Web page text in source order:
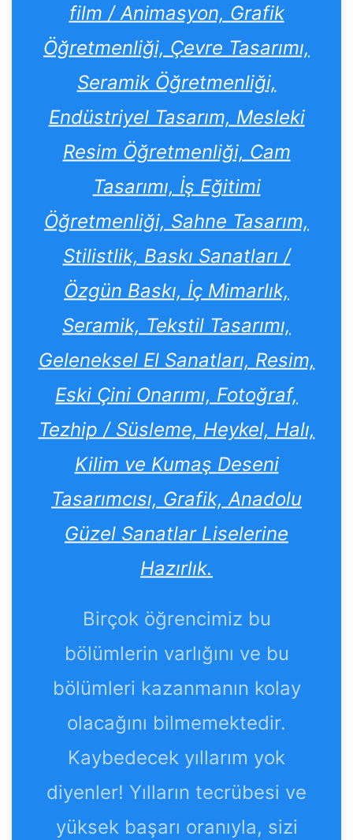
film / Animasyon, Grafik
Öğretmenliği, Çevre Tasarımı,
Seramik Öğretmenliği,
Endüstriyel Tasarım, Mesleki
Resim Öğretmenliği, Cam
Tasarımı, İş Eğitimi
Öğretmenliği, Sahne Tasarım,
Stilistlik, Baskı Sanatları /
Özgün Baskı, İç Mimarlık,
Seramik, Tekstil Tasarımı,
Geleneksel El Sanatları, Resim,
Eski Çini Onarımı, Fotoğraf,
Tezhip / Süsleme, Heykel, Halı,
Kilim ve Kumaş Deseni
Tasarımcısı, Grafik, Anadolu
Güzel Sanatlar Liselerine
Hazırlık.
Birçok öğrencimiz bu
bölümlerin varlığını ve bu
bölümleri kazanmanın kolay
olacağını bilmemektedir.
Kaybedecek yıllarım yok
diyenler! Yılların tecrübesi ve
yüksek başarı oranıyla, sizi